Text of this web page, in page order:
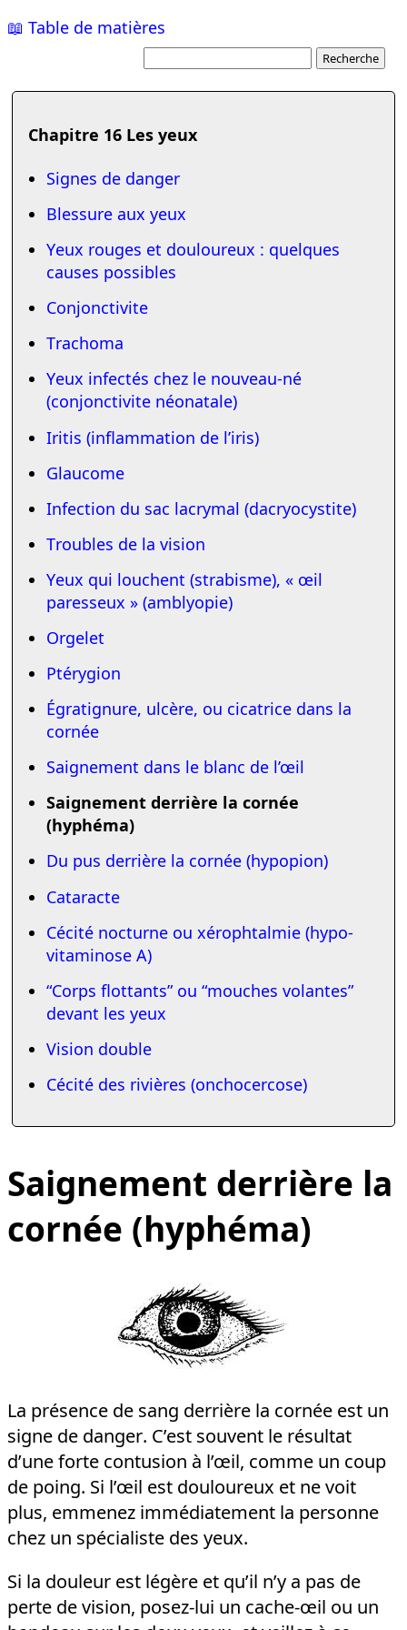
📖 Table de matières
Chapitre 16 Les yeux
Signes de danger
Blessure aux yeux
Yeux rouges et douloureux : quelques
causes possibles
Conjonctivite
Trachoma
Yeux infectés chez le nouveau-né
(conjonctivite néonatale)
Iritis (inflammation de l’iris)
Glaucome
Infection du sac lacrymal (dacryo­­cystite)
Troubles de la vision
Yeux qui louchent (strabisme), « œil
paresseux » (amblyopie)
Orgelet
Ptérygion
Égratignure, ulcère, ou cicatrice dans la
cornée
Saignement dans le blanc de l’œil
Saignement derrière la cornée
(hyphéma)
Du pus derrière la cornée (hypopion)
Cataracte
Cécité nocturne ou xérophtalmie (hypo­
vitaminose A)
“Corps flottants” ou “mouches volantes”
devant les yeux
Vision double
Cécité des rivières (onchocercose)
Saignement derrière la
cornée (hyphéma)
La présence de sang derrière la cornée est un
signe de danger. C’est souvent le résultat
d’une forte contusion à l’œil, comme un coup
de poing. Si l’œil est douloureux et ne voit
plus, emmenez immédiatement la personne
chez un spécialiste des yeux.
Si la douleur est légère et qu’il n’y a pas de
perte de vision, posez-lui un cache-œil ou un